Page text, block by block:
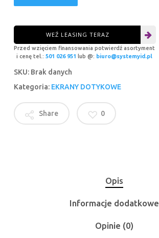
WEŹ LEASING TERAZ
Przed wzięciem finansowania potwierdź asortyment
i cenę tel.: 501 026 951 lub @: biuro@systemyid.pl
SKU: Brak danych
Kategoria: EKRANY DOTYKOWE
Share 0
Opis
Informacje dodatkowe
Opinie (0)